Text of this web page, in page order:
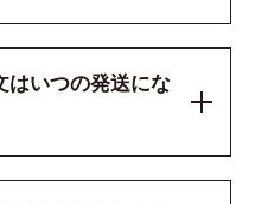
はいつの発送にな